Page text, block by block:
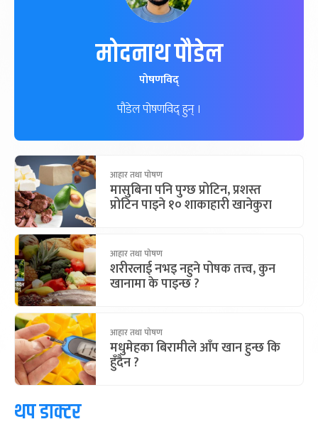
मोदनाथ पौडेल
पोषणविद्
पौडेल पोषणविद् हुन् ।
आहार तथा पोषण
मासुबिना पनि पुग्छ प्रोटिन, प्रशस्त
प्रोटिन पाइने १० शाकाहारी खानेकुरा
आहार तथा पोषण
शरीरलाई नभइ नहुने पोषक तत्त्व, कुन
खानामा के पाइन्छ ?
आहार तथा पोषण
मधुमेहका बिरामीले आँप खान हुन्छ कि
हुँदैन ?
थप डाक्टर